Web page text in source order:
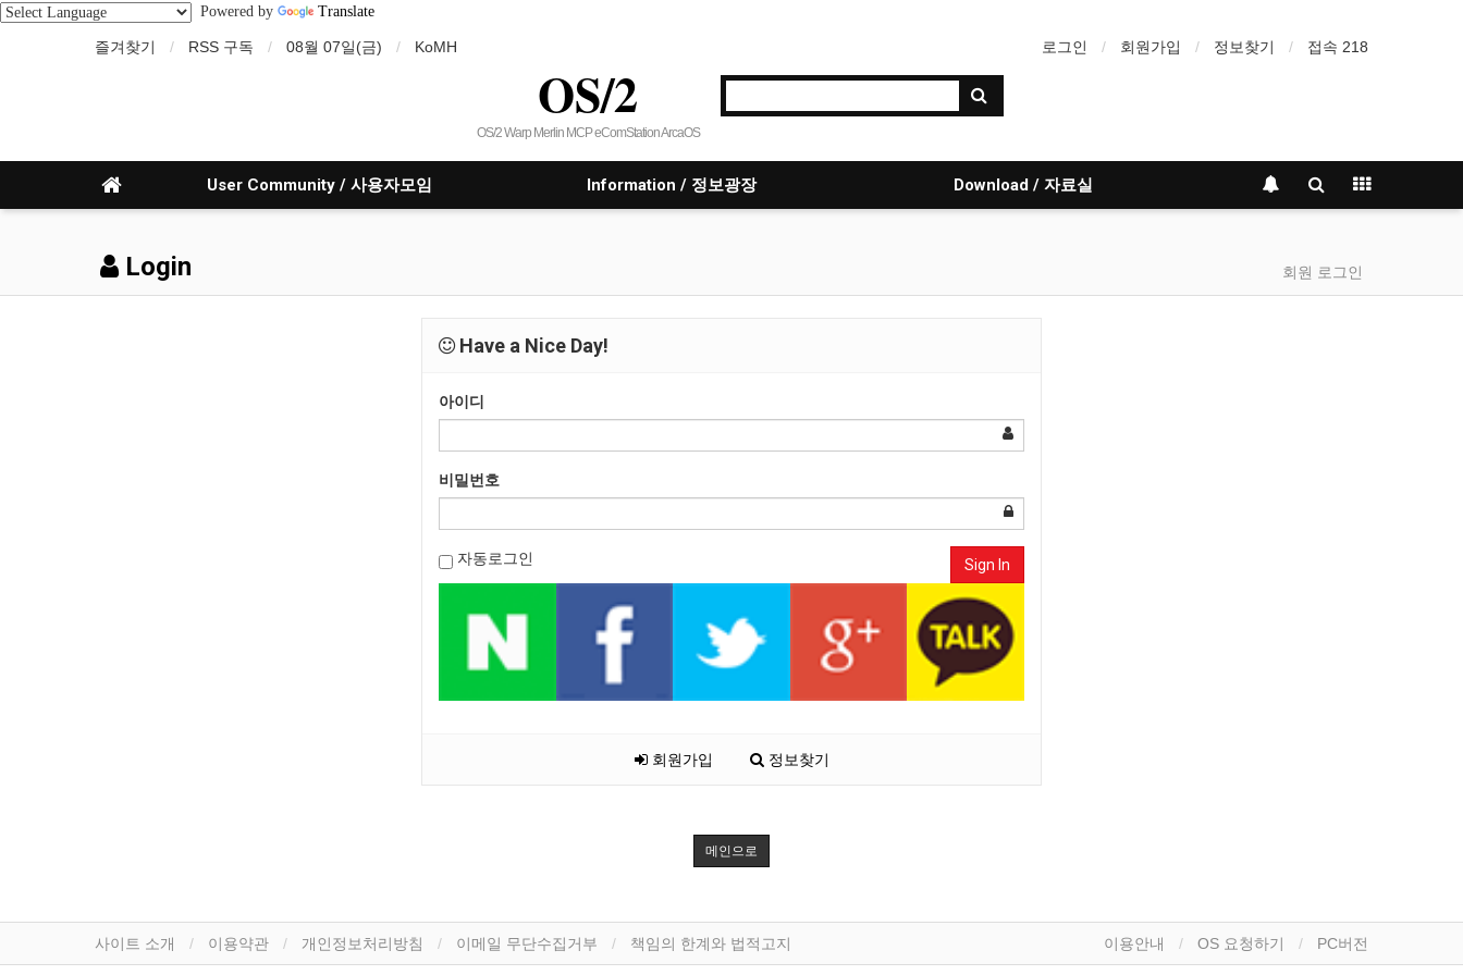
Powered by Translate
즐겨찾기 RSS 구독 08월 07일(금) KoMH 로그인 회원가입 정보찾기 접속 218
OS/2
OS/2 Warp Merlin MCP eComStation ArcaOS
User Community / 사용자모임 Information / 정보광장 Download / 자료실
Login 회원 로그인
Have a Nice Day!
아이디
비밀번호
자동로그인 Sign In
회원가입 정보찾기
메인으로
사이트 소개 이용약관 개인정보처리방침 이메일 무단수집거부 책임의 한계와 법적고지 이용안내 OS 요청하기 PC버전